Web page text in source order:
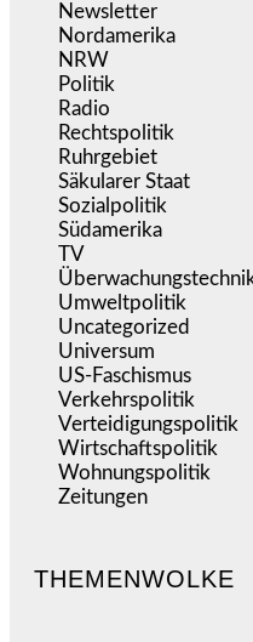
Newsletter
Nordamerika
NRW
Politik
Radio
Rechtspolitik
Ruhrgebiet
Säkularer Staat
Sozialpolitik
Südamerika
TV
Umweltpolitik
Uncategorized
Universum
US-Faschismus
Verkehrspolitik
Verteidigungspolitik
Wirtschaftspolitik
Wohnungspolitik
Zeitungen
THEMENWOLKE